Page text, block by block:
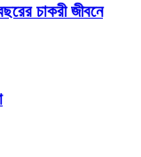
চাকরী জীবনে